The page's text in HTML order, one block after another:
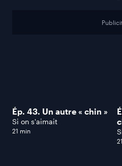
Ép. 43. Un autre « chin »
Si on s'aimait
21 min